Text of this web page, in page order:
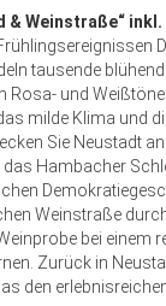
& Weinstraße“
tausende
Rosa- und
milde Klima und
Sie Neustadt
das Hambacher
Weinstraße
bei einem
Zurück in
den